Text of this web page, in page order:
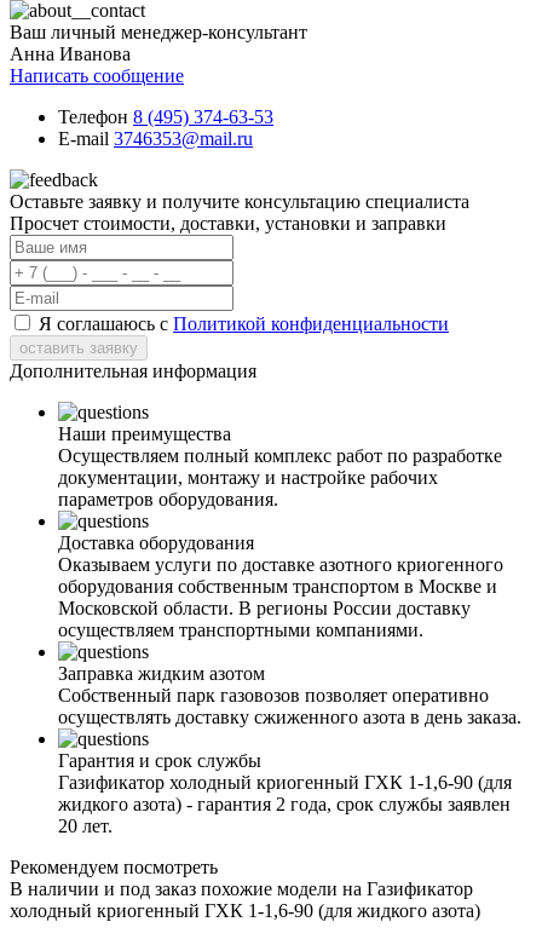
Ваш личный менеджер-консультант
Анна Иванова
Написать сообщение
Телефон 8 (495) 374-63-53
E-mail 3746353@mail.ru
Оставьте заявку и получите консультацию специалиста
Просчет стоимости, доставки, установки и заправки
Я соглашаюсь с Политикой конфиденциальности
оставить заявку
Дополнительная информация
Наши преимущества
Осуществляем полный комплекс работ по разработке
документации, монтажу и настройке рабочих
параметров оборудования.
Доставка оборудования
Оказываем услуги по доставке азотного криогенного
оборудования собственным транспортом в Москве и
Московской области. В регионы России доставку
осуществляем транспортными компаниями.
Заправка жидким азотом
Собственный парк газовозов позволяет оперативно
осуществлять доставку сжиженного азота в день заказа.
Гарантия и срок службы
Газификатор холодный криогенный ГХК 1-1,6-90 (для
жидкого азота) - гарантия 2 года, срок службы заявлен
20 лет.
Рекомендуем посмотреть
В наличии и под заказ похожие модели на Газификатор
холодный криогенный ГХК 1-1,6-90 (для жидкого азота)